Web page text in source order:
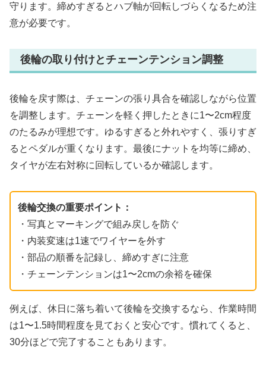
守ります。締めすぎるとハブ軸が回転しづらくなるため注
意が必要です。
後輪の取り付けとチェーンテンション調整
後輪を戻す際は、チェーンの張り具合を確認しながら位置
を調整します。チェーンを軽く押したときに1〜2cm程度
のたるみが理想です。ゆるすぎると外れやすく、張りすぎ
るとペダルが重くなります。最後にナットを均等に締め、
タイヤが左右対称に回転しているか確認します。
後輪交換の重要ポイント：
・写真とマーキングで組み戻しを防ぐ
・内装変速は1速でワイヤーを外す
・部品の順番を記録し、締めすぎに注意
・チェーンテンションは1〜2cmの余裕を確保
例えば、休日に落ち着いて後輪を交換するなら、作業時間
は1〜1.5時間程度を見ておくと安心です。慣れてくると、
30分ほどで完了することもあります。